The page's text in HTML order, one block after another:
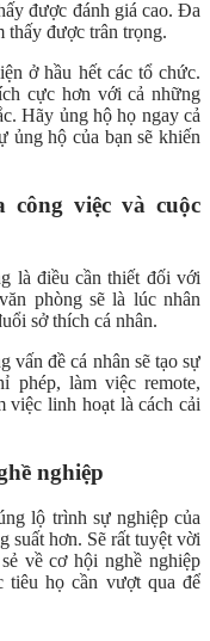
được đánh giá cao. Đa
thấy được trân trọng.
ở hầu hết các tổ chức.
cực hơn với cả những
Hãy ủng hộ họ ngay cả
ủng hộ của bạn sẽ khiến
việc và cuộc
là điều cần thiết đối với
phòng sẽ là lúc nhân
sở thích cá nhân.
vấn đề cá nhân sẽ tạo sự
phép, làm việc remote,
việc linh hoạt là cách cải
nghiệp
lộ trình sự nghiệp của
suất hơn. Sẽ rất tuyệt vời
về cơ hội nghề nghiệp
tiêu họ cần vượt qua để